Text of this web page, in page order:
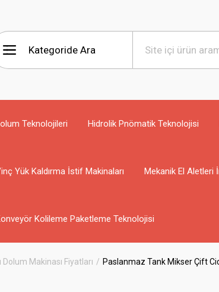
Teknolojileri Hidrolik Pnömatik Teknolojisi
Yük Kaldırma İstif Makinaları Mekanik El Aletleri
Kolileme Paketleme Teknolojisi
Dolum Makinası Fiyatları Paslanmaz Tank Mikser Çift